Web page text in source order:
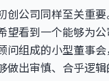
公司同样至关重
看到一个能够为
组成的小型董事
出审慎、合乎逻